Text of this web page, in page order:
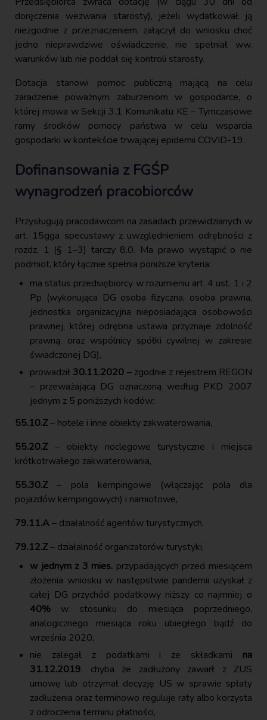
doręczenia wezwania starosty), jeżeli wydatkował ją
niezgodnie z przeznaczeniem, załączył do wniosku choć
jedno nieprawdziwe oświadczenie, nie spełniał ww.
warunków lub nie poddał się kontroli starosty.
Dotacja stanowi pomoc publiczną mającą na celu
zaradzenie poważnym zaburzeniom w gospodarce, o
której mowa w Sekcji 3.1 Komunikatu KE – Tymczasowe
ramy środków pomocy państwa w celu wsparcia
gospodarki w kontekście trwającej epidemii COVID-19.
Dofinansowania z FGŚP
wynagrodzeń pracobiorców
Przysługują pracodawcom na zasadach przewidzianych w
art. 15gga specustawy z uwzględnieniem odrębności z
rozdz. 1 (§ 1–3) tarczy 8.0. Ma prawo wystąpić o nie
podmiot, który łącznie spełnia poniższe kryteria:
ma status przedsiębiorcy w rozumieniu art. 4 ust. 1 i 2
Pp (wykonująca DG osoba fizyczna, osoba prawna,
jednostka organizacyjna nieposiadająca osobowości
prawnej, której odrębna ustawa przyznaje zdolność
prawną, oraz wspólnicy spółki cywilnej w zakresie
świadczonej DG),
prowadził 30.11.2020 – zgodnie z rejestrem REGON
– przeważającą DG oznaczoną według PKD 2007
jednym z 5 poniższych kodów:
55.10.Z– hotele i inne obiekty zakwaterowania,
55.20.Z– obiekty noclegowe turystyczne i miejsca
krótkotrwałego zakwaterowania,
55.30.Z– pola kempingowe (włączając pola dla
pojazdów kempingowych) i namiotowe,
79.11.A– działalność agentów turystycznych,
79.12.Z– działalność organizatorów turystyki,
w jednym z 3 mies. przypadających przed miesiącem
złożenia wniosku w następstwie pandemii uzyskał z
całej DG przychód podatkowy niższy co najmniej o
40% w stosunku do miesiąca poprzedniego,
analogicznego miesiąca roku ubiegłego bądź do
września 2020,
nie zalegał z podatkami i ze składkami na
31.12.2019, chyba że zadłużony zawarł z ZUS
umowę lub otrzymał decyzję US w sprawie spłaty
zadłużenia oraz terminowo reguluje raty albo korzysta
z odroczenia terminu płatności,